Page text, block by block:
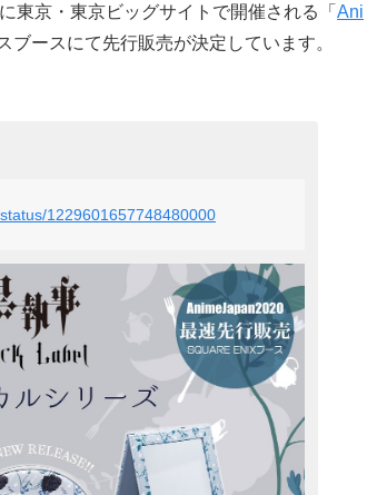
東京・東京ビッグサイトで開催される「 Ani
ブースにて先行販売が決定しています。
1229601657748480000